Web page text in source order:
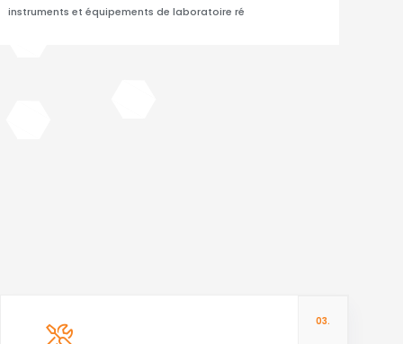
instruments et équipements de laboratoire ré
03.